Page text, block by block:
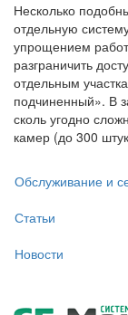
Несколько
отдельную
упрощением
разграничить
отдельным
подчиненный». В
сколь угодно
камер (до 300
Обслуживание и
Статьи
Новости